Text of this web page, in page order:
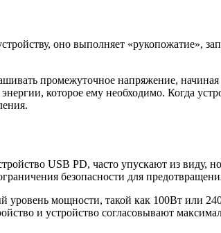
оно выполняет «рукопожатие»,
промежуточное напряжение,
которое ему необходимо. Когда
USB PD, часто упускают из
безопасности для
мощности, такой как 100Вт или
и устройство согласовывают